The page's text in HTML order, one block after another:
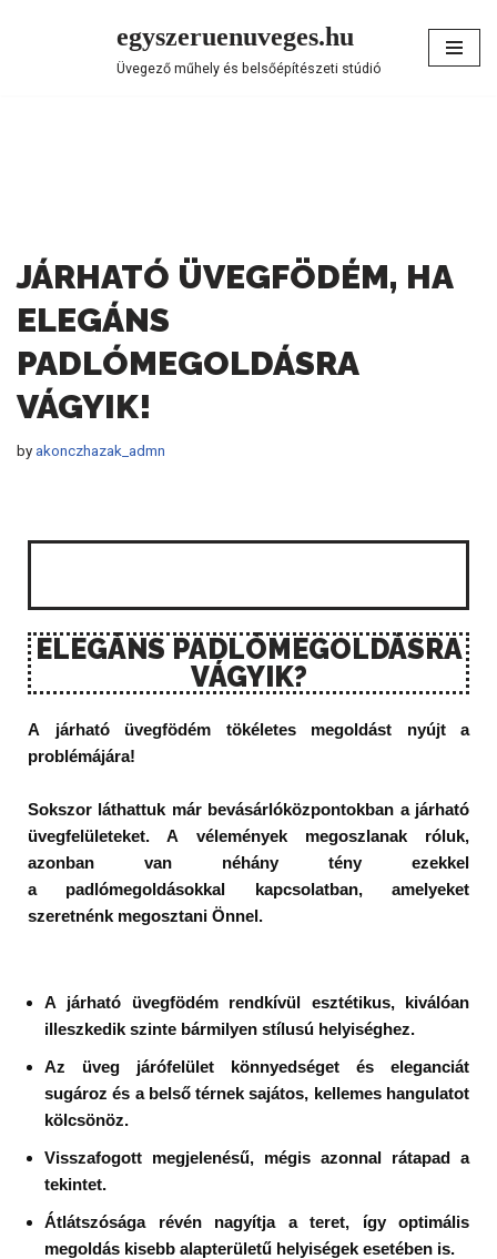
egyszeruenuveges.hu
Üvegező műhely és belsőépítészeti stúdió
JÁRHATÓ ÜVEGFÖDÉM, HA
ELEGÁNS
PADLÓMEGOLDÁSRA
VÁGYIK!
byakonczhazak_admn
ELEGÁNS PADLÓMEGOLDÁSRA
VÁGYIK?
A járható üvegfödém tökéletes megoldást nyújt a
problémájára!
Sokszor láthattuk már bevásárlóközpontokban a járható
üvegfelületeket. A vélemények megoszlanak róluk,
azonban van néhány tény ezekkel
a padlómegoldásokkal kapcsolatban, amelyeket
szeretnénk megosztani Önnel.
A járható üvegfödém rendkívül esztétikus, kiválóan
illeszkedik szinte bármilyen stílusú helyiséghez.
Az üveg járófelület könnyedséget és eleganciát
sugároz és a belső térnek sajátos, kellemes hangulatot
kölcsönöz.
Visszafogott megjelenésű, mégis azonnal rátapad a
tekintet.
Átlátszósága révén nagyítja a teret, így optimális
megoldás kisebb alapterületű helyiségek esetében is.